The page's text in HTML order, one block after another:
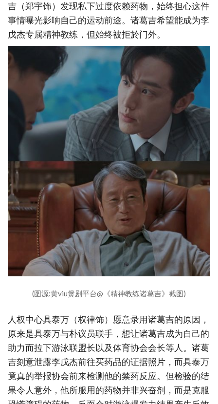
吉（郑宇饰）发现私下过度依赖药物，始终担心这件
事情曝光影响自己的运动前途。诸葛吉希望能成为李
戊杰专属精神教练，但始终被拒於门外。
(图源:黄viu煲剧平台@《精神教练诸葛吉》截图)
人权中心具泰万（权律饰）愿意录用诸葛吉的原因，
原来是具泰万与朴议员联手，想让诸葛吉成为自己的
助力而拉下游泳联盟长以及体育协会会长等人。诸葛
吉刻意泄露李戊杰前往买药品的证据照片，而具泰万
竟真的举报协会前来检测他的禁药反应。但检验的结
果令人意外，他所服用的药物并非兴奋剂，而是克服